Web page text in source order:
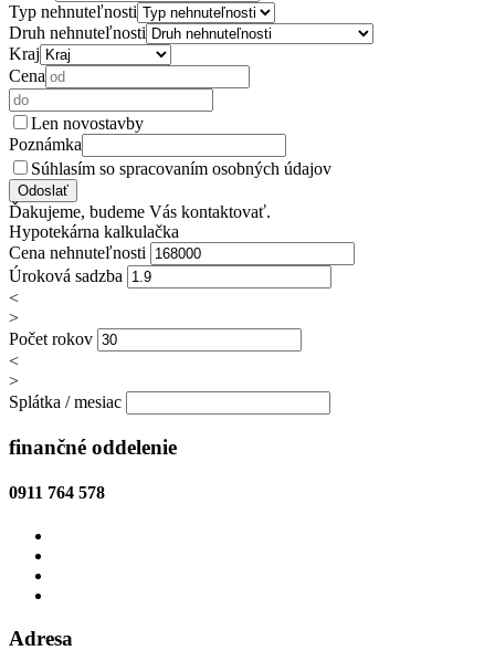
Typ nehnuteľnosti
Druh nehnuteľnosti
Kraj
Cena
Len novostavby
Poznámka
Súhlasím so spracovaním osobných údajov
Ďakujeme, budeme Vás kontaktovať.
Hypotekárna kalkulačka
Cena nehnuteľnosti
Úroková sadzba
<
>
Počet rokov
<
>
Splátka / mesiac
finančné oddelenie
0911 764 578
Adresa